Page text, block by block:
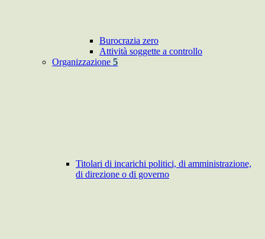
Burocrazia zero
Attività soggette a controllo
Organizzazione 5
Titolari di incarichi politici, di amministrazione,
di direzione o di governo